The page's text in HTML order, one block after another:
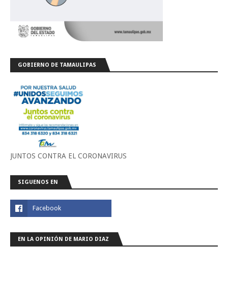
GOBIERNO DE TAMAULIPAS
JUNTOS CONTRA EL CORONAVIRUS
SIGUENOS EN
EN LA OPINIÓN DE MARIO DIAZ